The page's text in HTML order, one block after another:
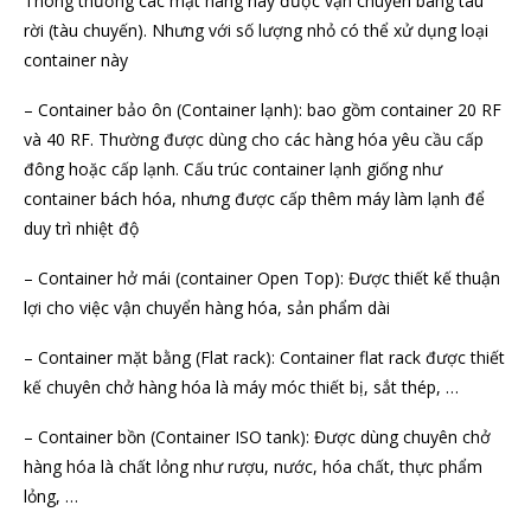
rời (tàu chuyến). Nhưng với số lượng nhỏ có thể xử dụng loại
container này
– Container bảo ôn (Container lạnh): bao gồm container 20 RF
và 40 RF. Thường được dùng cho các hàng hóa yêu cầu cấp
đông hoặc cấp lạnh. Cấu trúc container lạnh giống như
container bách hóa, nhưng được cấp thêm máy làm lạnh để
duy trì nhiệt độ
– Container hở mái (container Open Top): Được thiết kế thuận
lợi cho việc vận chuyển hàng hóa, sản phẩm dài
– Container mặt bằng (Flat rack): Container flat rack được thiết
kế chuyên chở hàng hóa là máy móc thiết bị, sắt thép, …
– Container bồn (Container ISO tank): Được dùng chuyên chở
hàng hóa là chất lỏng như rượu, nước, hóa chất, thực phẩm
lỏng, …